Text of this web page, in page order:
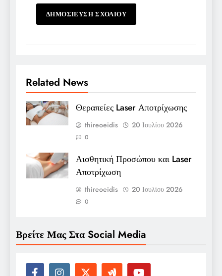
Related News
Θεραπείες Laser Αποτρίχωσης
thireoeidis 20 Ιουλίου 2026
0
Αισθητική Προσώπου και Laser
Αποτρίχωση
thireoeidis 20 Ιουλίου 2026
0
Βρείτε Μας Στα Social Media